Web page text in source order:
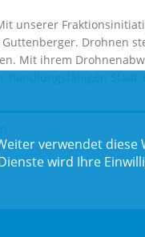
unserer
Drohnen
Mit ihrem
verwendet
wird Ihre